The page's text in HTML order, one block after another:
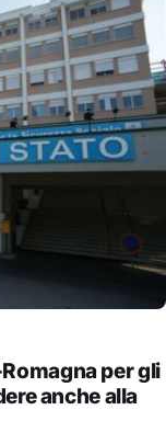
per gli
anche alla